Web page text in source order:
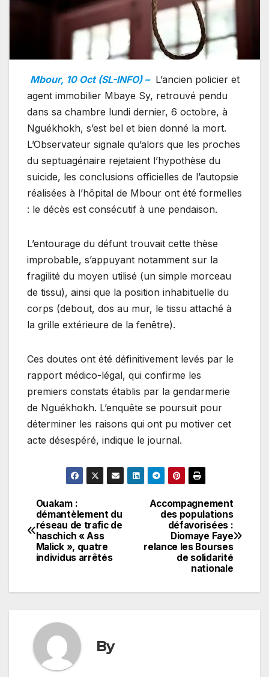
Mbour, 10 Oct (SL-INFO) – L’ancien policier et
agent immobilier Mbaye Sy, retrouvé pendu
dans sa chambre lundi dernier, 6 octobre, à
Nguékhokh, s’est bel et bien donné la mort.
L’Observateur signale qu’alors que les proches
du septuagénaire rejetaient l’hypothèse du
suicide, les conclusions officielles de l’autopsie
réalisées à l’hôpital de Mbour ont été formelles
: le décès est consécutif à une pendaison.
L’entourage du défunt trouvait cette thèse
improbable, s’appuyant notamment sur la
fragilité du moyen utilisé (un simple morceau
de tissu), ainsi que la position inhabituelle du
corps (debout, dos au mur, le tissu attaché à
la grille extérieure de la fenêtre).
Ces doutes ont été définitivement levés par le
rapport médico-légal, qui confirme les
premiers constats établis par la gendarmerie
de Nguékhokh. L’enquête se poursuit pour
déterminer les raisons qui ont pu motiver cet
acte désespéré, indique le journal.
Navigation
de
l’article
Accompagnement
des populations
défavorisées :
Diomaye Faye
relance les Bourses
de solidarité
nationale
Ouakam :
démantèlement du
réseau de trafic de
haschich « Ass
Malick », quatre
individus arrêtés
By